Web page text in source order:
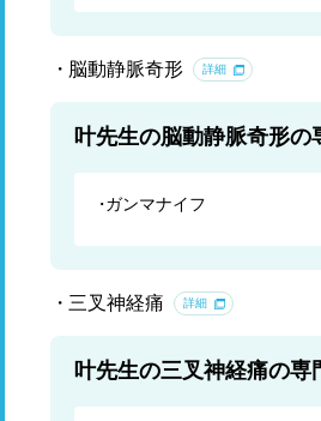
脳動静脈奇形 詳細
叶先生の脳動静脈奇形の
ガンマナイフ
三叉神経痛 詳細
叶先生の三叉神経痛の専